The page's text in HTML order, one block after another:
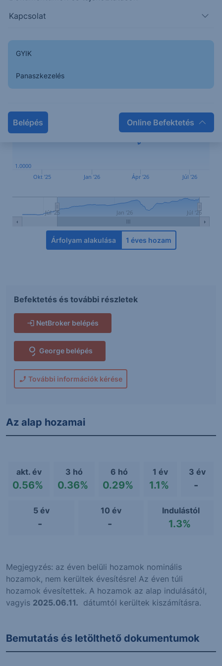
Kapcsolat
GYIK
Panaszkezelés
Belépés Online Befektetés
Okt '25 Jan '26 Ápr '26 Júl '26
Júl '25 Jan '26 Júl '26
1.0000
1.0050
1.0150
Árfolyam alakulása 1 éves hozam
Befektetés és további részletek
NetBroker belépés
George belépés
További információk kérése
Az alap hozamai
akt. év
0.56%
3 hó
0.36%
6 hó
0.29%
1 év
1.1%
3 év
-
5 év
-
10 év
-
Indulástól
1.3%
Megjegyzés: az éven belüli hozamok nominális
hozamok, nem kerültek évesítésre! Az éven túli
hozamok évesítettek. A hozamok az alap indulásától,
vagyis 2025.06.11. dátumtól kerültek kiszámításra.
Bemutatás és letölthető dokumentumok